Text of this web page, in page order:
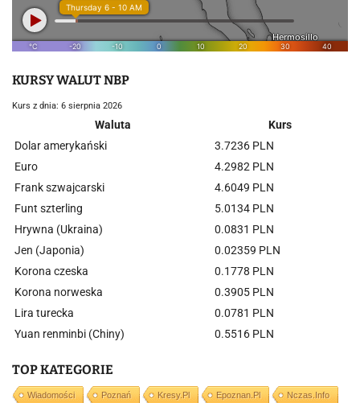
KURSY WALUT NBP
Kurs z dnia: 6 sierpnia 2026
Waluta
Kurs
Dolar amerykański
3.7236 PLN
Euro
4.2982 PLN
Frank szwajcarski
4.6049 PLN
Funt szterling
5.0134 PLN
Hrywna (Ukraina)
0.0831 PLN
Jen (Japonia)
0.02359 PLN
Korona czeska
0.1778 PLN
Korona norweska
0.3905 PLN
Lira turecka
0.0781 PLN
Yuan renminbi (Chiny)
0.5516 PLN
TOP KATEGORIE
Wiadomości Poznań Kresy.pl Epoznan.pl Nczas.info